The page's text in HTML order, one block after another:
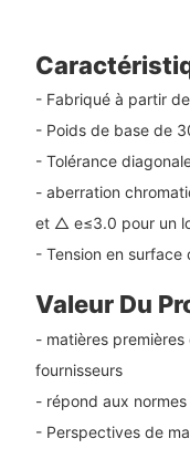
- Fabriqué à partir
- Poids de base de
- Tolérance
- aberration
et △ e≤3.0 pour un
- Tension en surface
Valeur Du
- matières
fournisseurs
- répond aux
- Perspectives de